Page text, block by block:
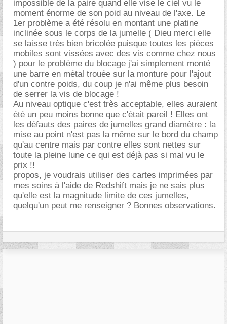
impossible de la paire quand elle vise le ciel vu le
moment énorme de son poid au niveau de l'axe. Le
1er problème a été résolu en montant une platine
inclinée sous le corps de la jumelle ( Dieu merci elle
se laisse très bien bricolée puisque toutes les pièces
mobiles sont vissées avec des vis comme chez nous
) pour le problème du blocage j'ai simplement monté
une barre en métal trouée sur la monture pour l'ajout
d'un contre poids, du coup je n'ai même plus besoin
de serrer la vis de blocage !
Au niveau optique c'est très acceptable, elles auraient
été un peu moins bonne que c'était pareil ! Elles ont
les défauts des paires de jumelles grand diamètre : la
mise au point n'est pas la même sur le bord du champ
qu'au centre mais par contre elles sont nettes sur
toute la pleine lune ce qui est déjà pas si mal vu le
prix !!
propos, je voudrais utiliser des cartes imprimées par
mes soins à l'aide de Redshift mais je ne sais plus
qu'elle est la magnitude limite de ces jumelles,
quelqu'un peut me renseigner ? Bonnes observations.